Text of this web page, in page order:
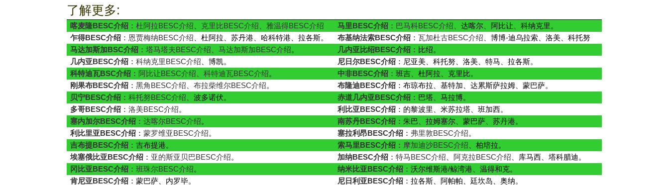
了解更多:
喀麦隆BESC介绍 ：杜阿拉BESC介绍 克里比BESC介绍 雅温得BESC介绍 马里BESC介绍 ： 巴马科BESC介绍 、达喀尔、阿比让、科纳克里。
乍得BESC介绍 ： 恩贾梅纳BESC介绍 、杜阿拉、苏丹港、哈科特港、拉各斯。 布基纳法索BESC介绍 ：瓦加杜古BESC介绍 、博博-迪乌拉索、洛美、科托努
马达加斯加BSC介绍 ：塔马塔夫BESC介绍 、马达加斯加BESC介绍。 几内亚比绍BESC介绍 ：比绍。
几内亚BESC介绍 ：科纳克里BESC介绍 、博凯。 尼日尔BESC介绍 ：尼亚美、科托努、洛美、特马、拉各斯。
科特迪瓦BSC介绍 ： 阿比让BESC介绍 、科特迪瓦BESC介绍。 中非BESC介绍 ：班吉、杜阿拉、克里比。
刚果布BESC介绍 ：黑角BESC介绍 、布拉柴维尔BESC介绍。 布隆迪BESC介绍 ：布琼布拉、基特加、达累斯萨拉姆、蒙巴萨。
贝宁BESC介绍 ：科托努BESC介绍 、波多诺伏。 赤道几内亚BESC介绍 ：巴塔、马拉博。
多哥BESC介绍 ：洛美BESC介绍。 利比亚BESC介绍 ：的黎波里、米苏拉塔、班加西。
塞内加尔BESC介绍 ：达喀尔BESC介绍。 南苏丹BESC介绍 ：朱巴、拉姆塞尔、蒙巴萨、苏丹港。
利比里亚BESC介绍 ：蒙罗维亚BESC介绍。 塞拉利昂BESC介绍 ： 弗里敦BESC介绍。
吉布提BESC介绍 ：吉布提港。 索马里BESC介绍 ： 摩加迪沙BESC介绍 、柏培拉。
埃塞俄比亚BESC介绍 ： 亚的斯亚贝巴BESC介绍。 加纳BESC介绍 ：特马BESC介绍 阿克拉BESC介绍 、库马西、塔科腊迪。
冈比亚BESC介绍 ：班珠尔BESC介绍。 纳米比亚BESC介绍 ：沃尔维斯港/鲸湾港、温得和克。
肯尼亚BESC介绍 ：蒙巴萨、内罗毕。 尼日利亚BESC介绍 ：拉各斯、阿帕帕、廷坎岛、奥纳。